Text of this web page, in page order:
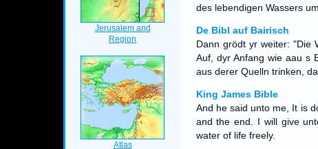
des lebendigen Wassers
De Bibl auf Bairisch
Dann grödt yr weiter: "Die
Auf, dyr Anfang wie aau s
aus derer Quelln trinken,
King James Bible
And he said unto me, It is
and the end. I will give
water of life freely.